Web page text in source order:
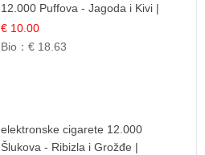
12.000 Puffova - Jagoda i Kivi |
Sočna Voćna Kombinacija
€ 10.00
Bio：€ 18.63
elektronske cigarete 12.000
Šlukova - Ribizla i Grožđe |